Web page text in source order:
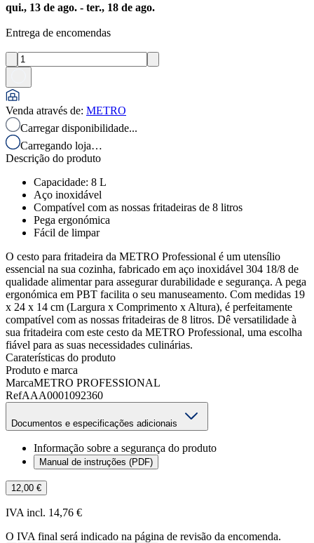
qui., 13 de ago. - ter., 18 de ago.
Entrega de encomendas
Venda através de: METRO
Carregar disponibilidade...
Carregando loja…
Descrição do produto
Capacidade: 8 L
Aço inoxidável
Compatível com as nossas fritadeiras de 8 litros
Pega ergonómica
Fácil de limpar
O cesto para fritadeira da METRO Professional é um utensílio
essencial na sua cozinha, fabricado em aço inoxidável 304 18/8 de
qualidade alimentar para assegurar durabilidade e segurança. A pega
ergonómica em PBT facilita o seu manuseamento. Com medidas 19
x 24 x 14 cm (Largura x Comprimento x Altura), é perfeitamente
compatível com as nossas fritadeiras de 8 litros. Dê versatilidade à
sua fritadeira com este cesto da METRO Professional, uma escolha
fiável para as suas necessidades culinárias.
Caraterísticas do produto
Produto e marca
MarcaMETRO PROFESSIONAL
RefAAA0001092360
Documentos e especificações adicionais
Informação sobre a segurança do produto
Manual de instruções (PDF)
12,00 €
IVA incl. 14,76 €
O IVA final será indicado na página de revisão da encomenda.